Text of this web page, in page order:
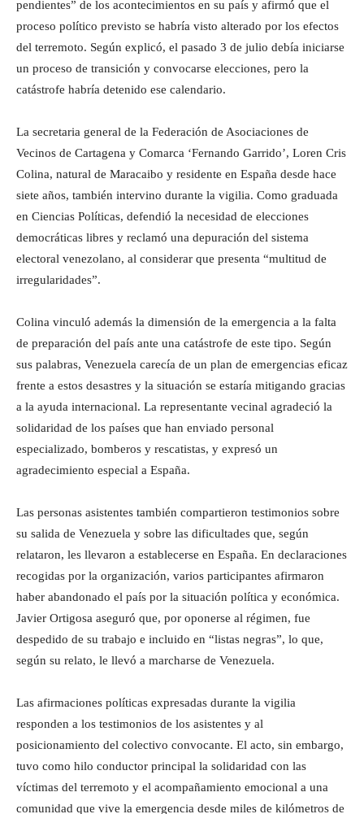
pendientes” de los acontecimientos en su país y afirmó que el
proceso político previsto se habría visto alterado por los efectos
del terremoto. Según explicó, el pasado 3 de julio debía iniciarse
un proceso de transición y convocarse elecciones, pero la
catástrofe habría detenido ese calendario.
La secretaria general de la Federación de Asociaciones de
Vecinos de Cartagena y Comarca ‘Fernando Garrido’, Loren Cris
Colina, natural de Maracaibo y residente en España desde hace
siete años, también intervino durante la vigilia. Como graduada
en Ciencias Políticas, defendió la necesidad de elecciones
democráticas libres y reclamó una depuración del sistema
electoral venezolano, al considerar que presenta “multitud de
irregularidades”.
Colina vinculó además la dimensión de la emergencia a la falta
de preparación del país ante una catástrofe de este tipo. Según
sus palabras, Venezuela carecía de un plan de emergencias eficaz
frente a estos desastres y la situación se estaría mitigando gracias
a la ayuda internacional. La representante vecinal agradeció la
solidaridad de los países que han enviado personal
especializado, bomberos y rescatistas, y expresó un
agradecimiento especial a España.
Las personas asistentes también compartieron testimonios sobre
su salida de Venezuela y sobre las dificultades que, según
relataron, les llevaron a establecerse en España. En declaraciones
recogidas por la organización, varios participantes afirmaron
haber abandonado el país por la situación política y económica.
Javier Ortigosa aseguró que, por oponerse al régimen, fue
despedido de su trabajo e incluido en “listas negras”, lo que,
según su relato, le llevó a marcharse de Venezuela.
Las afirmaciones políticas expresadas durante la vigilia
responden a los testimonios de los asistentes y al
posicionamiento del colectivo convocante. El acto, sin embargo,
tuvo como hilo conductor principal la solidaridad con las
víctimas del terremoto y el acompañamiento emocional a una
comunidad que vive la emergencia desde miles de kilómetros de